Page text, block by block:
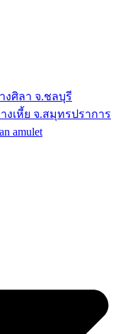
งศิลา จ.ชลบุรี
งเหี้ย จ.สมุทรปราการ
amulet